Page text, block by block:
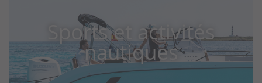
Sports et activités
nautiques